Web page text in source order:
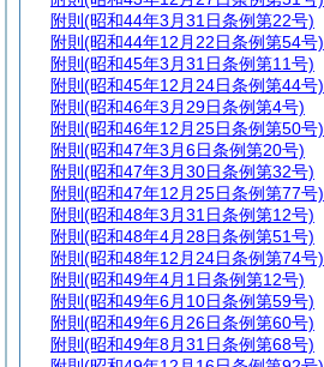
附則 (昭和44年3月31日条例第22号)
附則 (昭和44年12月22日条例第54号)
附則 (昭和45年3月31日条例第11号)
附則 (昭和45年12月24日条例第44号)
附則 (昭和46年3月29日条例第4号)
附則 (昭和46年12月25日条例第50号)
附則 (昭和47年3月6日条例第20号)
附則 (昭和47年3月30日条例第32号)
附則 (昭和47年12月25日条例第77号)
附則 (昭和48年3月31日条例第12号)
附則 (昭和48年4月28日条例第51号)
附則 (昭和48年12月24日条例第74号)
附則 (昭和49年4月1日条例第12号)
附則 (昭和49年6月10日条例第59号)
附則 (昭和49年6月26日条例第60号)
附則 (昭和49年8月31日条例第68号)